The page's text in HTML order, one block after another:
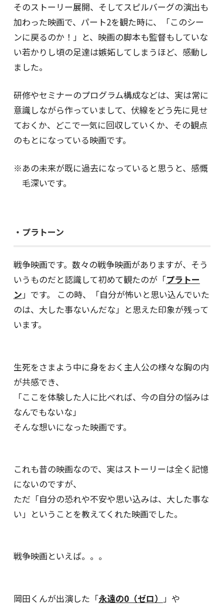
そのストーリー展開、そしてスピルバーグの演出も
加わった映画で、パート2を観た時に、「このシー
ンに戻るのか！」と、映画の脚本も監督もしていな
い若かりし頃の足達は嫉妬してしまうほど、感動し
ました。
研修やセミナーのプログラム構成などは、実は常に
意識しながら作っていまして、伏線をどう先に見せ
ておくか、どこで一気に回収していくか、その観点
のもとになっている映画です。
※あの未来が既に過去になっていると思うと、感慨
毛深いです。
・プラトーン
戦争映画です。数々の戦争映画がありますが、そう
いうものだと認識して初めて観たのが「プラトー
ン」です。 この時、「自分が怖いと思い込んでいた
のは、大した事ないんだな」と思えた印象が残って
います。
生死をさまよう中に身をおく主人公の様々な胸の内
が共感でき、
「ここを体験した人に比べれば、今の自分の悩みは
なんでもないな」
そんな想いになった映画です。
これも昔の映画なので、実はストーリーは全く記憶
にないのですが、
ただ「自分の恐れや不安や思い込みは、大した事な
い」ということを教えてくれた映画でした。
戦争映画といえば。。。
岡田くんが出演した「永遠の0（ゼロ） 」や